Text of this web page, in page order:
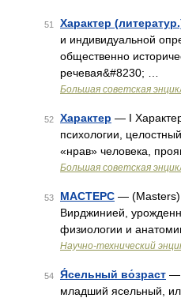
51 Характер
и индивидуальной
общественно
речевая&#8230; …
Большая советская
52 Характер — I
психологии,
«нрав» человека,
Большая советская
53 МАСТЕРС — (Masters)
Вирджинией,
физиологии и
Научно-технический
54 Я́сельный во́зраст —
младший ясельный,